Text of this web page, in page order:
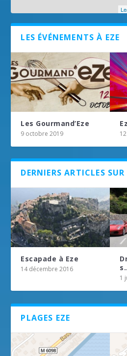
LES ÉVÉNEMENTS À EZE
Les Gourmand’Eze
9 octobre 2019
DERNIERS ARTICLES SUR
Escapade à Eze
14 décembre 2016
1
PLAGES EZE